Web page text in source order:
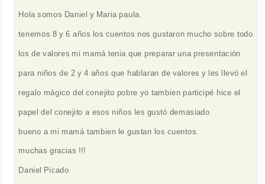
Hola somos Daniel y Maria paula.
tenemos 8 y 6 años los cuentos nos gustaron mucho sobre todo
los de valores mi mamá tenia que preparar una presentación
para niños de 2 y 4 años que hablaran de valores y les llevó el
regalo mágico del conejito pobre yo tambien participé hice el
papel del conejito a esos niños les gustó demasiado
bueno a mi mamá tambien le gustan los cuentos.
muchas gracias !!!
Daniel Picado